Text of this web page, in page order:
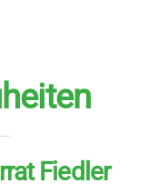
Fiedler